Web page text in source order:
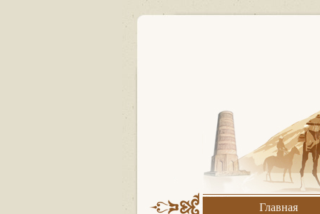
Главная